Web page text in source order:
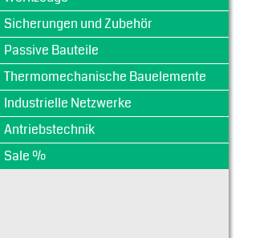
Sicherungen und Zubehör
Passive Bauteile
Thermomechanische Bauelemente
Industrielle Netzwerke
Antriebstechnik
Sale %